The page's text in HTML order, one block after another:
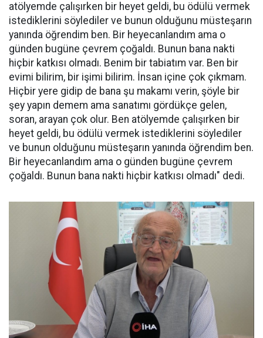
atölyemde çalışırken bir heyet geldi, bu ödülü vermek
istediklerini söylediler ve bunun olduğunu müsteşarın
yanında öğrendim ben. Bir heyecanlandım ama o
günden bugüne çevrem çoğaldı. Bunun bana nakti
hiçbir katkısı olmadı. Benim bir tabiatım var. Ben bir
evimi bilirim, bir işimi bilirim. İnsan içine çok çıkmam.
Hiçbir yere gidip de bana şu makamı verin, şöyle bir
şey yapın demem ama sanatımı gördükçe gelen,
soran, arayan çok olur. Ben atölyemde çalışırken bir
heyet geldi, bu ödülü vermek istediklerini söylediler
ve bunun olduğunu müsteşarın yanında öğrendim ben.
Bir heyecanlandım ama o günden bugüne çevrem
çoğaldı. Bunun bana nakti hiçbir katkısı olmadı" dedi.